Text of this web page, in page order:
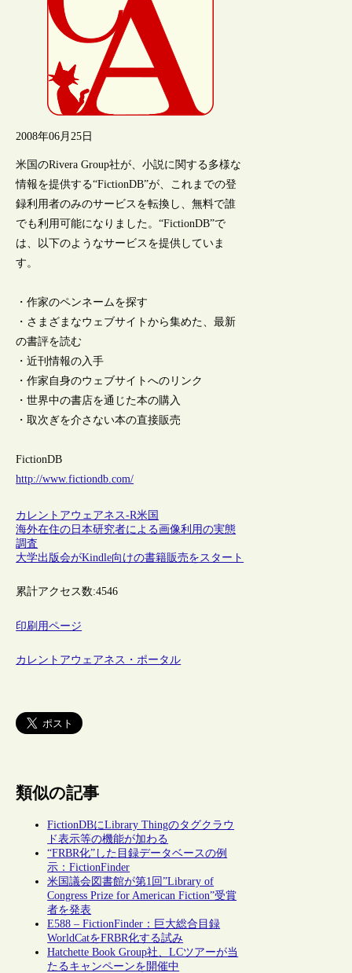
2008年06月25日
米国のRivera Group社が、小説に関する多様な
情報を提供する“FictionDB”が、これまでの登
録利用者のみのサービスを転換し、無料で誰
でも利用可能になりました。“FictionDB”で
は、以下のようなサービスを提供していま
す。
・作家のペンネームを探す
・さまざまなウェブサイトから集めた、最新
の書評を読む
・近刊情報の入手
・作家自身のウェブサイトへのリンク
・世界中の書店を通じた本の購入
・取次ぎを介さない本の直接販売
FictionDB
http://www.fictiondb.com/
カレントアウェアネス-R米国
海外在住の日本研究者による画像利用の実態
調査
大学出版会がKindle向けの書籍販売をスタート
累計アクセス数:4546
印刷用ページ
カレントアウェアネス・ポータル
類似の記事
FictionDBにLibrary Thingのタグクラウ
ド表示等の機能が加わる
“FRBR化”した目録データベースの例
示：FictionFinder
米国議会図書館が第1回”Library of
Congress Prize for American Fiction”受賞
者を発表
E588 – FictionFinder：巨大総合目録
WorldCatをFRBR化する試み
Hatchette Book Group社、LCツアーが当
たるキャンペーンを開催中